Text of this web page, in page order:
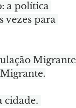
a política
vezes para
Migrante
cidade.